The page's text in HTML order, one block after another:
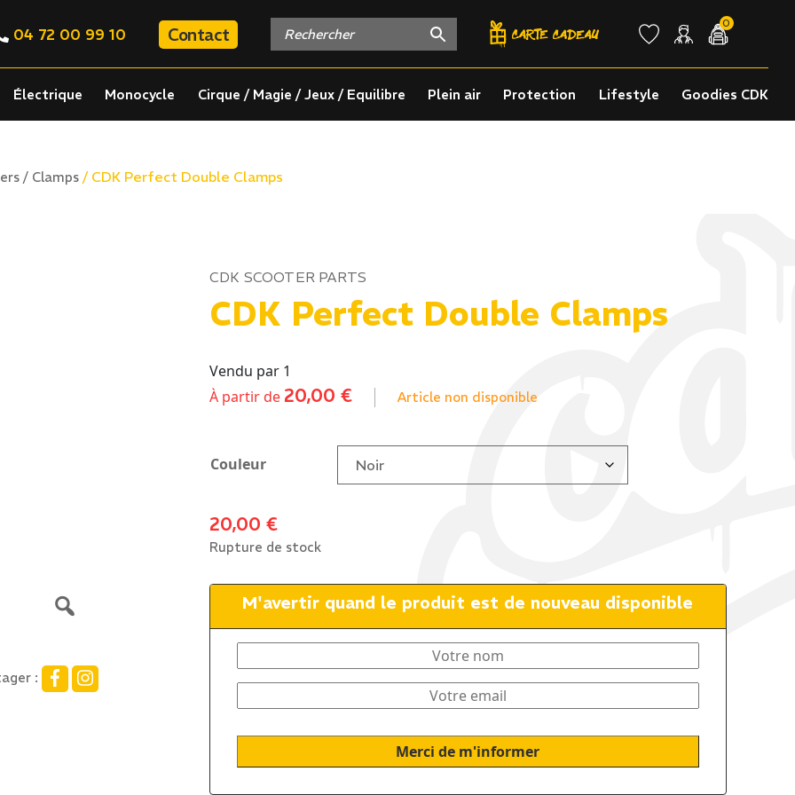
04 72 00 99 10 Contact
0
Électrique Monocycle Cirque / Magie / Jeux / Equilibre Plein air Protection Lifestyle Goodies CDK
/ Clamps / CDK Perfect Double Clamps
:
CDK SCOOTER PARTS
CDK Perfect Double Clamps
Vendu par 1
À partir de 20,00 € Article non disponible
Couleur
20,00 €
Rupture de stock
M'avertir quand le produit est de nouveau disponible